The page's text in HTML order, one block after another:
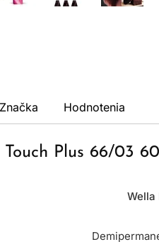
Značka Hodnotenia
Plus 66/03
Wella